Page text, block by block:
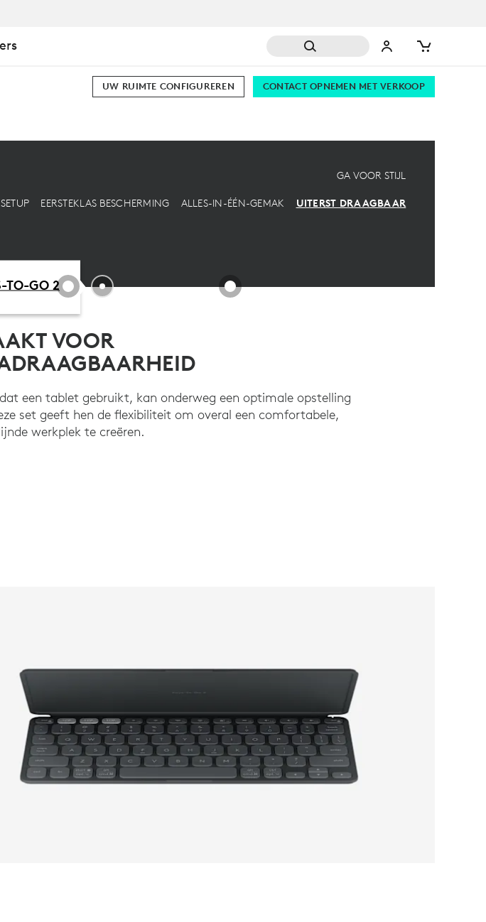
CONTACT OPNEMEN MET VERKOOP
UW RUIMTE CONFIGUREREN
GA VOOR STIJL
EERSTEKLAS BESCHERMING ALLES-IN-ÉÉN-GEMAK UITERST DRAAGBAAR
TO-GO 2
VOOR
dat een tablet gebruikt, kan onderweg een optimale opstelling
set geeft hen de flexibiliteit om overal een comfortabele,
werkplek te creëren.